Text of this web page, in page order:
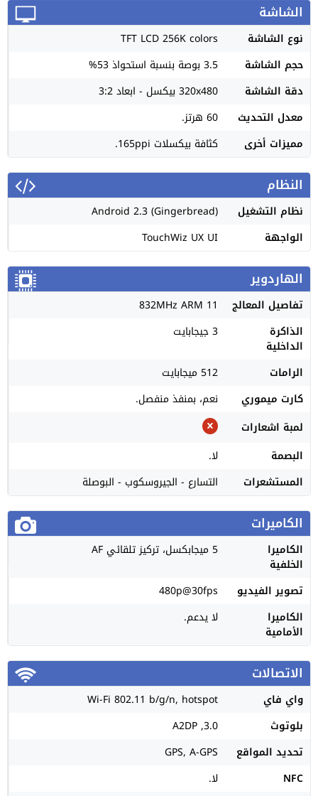
الشاشة
نوع الشاشة
TFT LCD 256K colors
حجم الشاشة
3.5 بوصة بنسبة استحواذ 53%
دقة الشاشة
320x480 بيكسل - ابعاد 3:2
معدل التحديث
60 هرتز.
مميزات أخرى
كثافة بيكسلات 165ppi.
النظام
نظام التشغيل
Android 2.3 (Gingerbread)
الواجهة
TouchWiz UX UI
الهاردوير
تفاصيل المعالج
832MHz ARM 11
الذاكرة
الداخلية
3 جيجابايت
الرامات
512 ميجابايت
كارت ميموري
نعم، بمنفذ منفصل.
لمبة اشعارات
البصمة
لا.
المستشعرات
التسارع - الجيروسكوب - البوصلة
الكاميرات
الكاميرا
الخلفية
5 ميجابكسل، تركيز تلقائي AF
تصوير الفيديو
480p@30fps
الكاميرا
الأمامية
لا يدعم.
الاتصالات
واي فاي
Wi-Fi 802.11 b/g/n, hotspot
بلوتوث
3.0, A2DP
تحديد المواقع
GPS, A-GPS
NFC
لا.